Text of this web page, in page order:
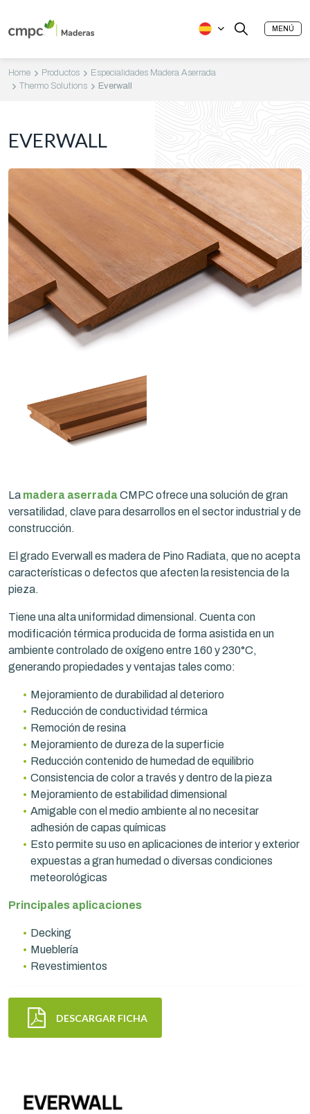
MENÚ
Home Productos
Especialidades Madera Aserrada
Thermo Solutions
Everwall
EVERWALL
La madera aserradaCMPC ofrece una solución de gran
versatilidad, clave para desarrollos en el sector industrial y de
construcción.
El grado Everwall es madera de Pino Radiata, que no acepta
características o defectos que afecten la resistencia de la
pieza.
Tiene una alta uniformidad dimensional. Cuenta con
modificación térmica producida de forma asistida en un
ambiente controlado de oxígeno entre 160 y 230°C,
generando propiedades y ventajas tales como:
Mejoramiento de durabilidad al deterioro
Reducción de conductividad térmica
Remoción de resina
Mejoramiento de dureza de la superficie
Reducción contenido de humedad de equilibrio
Consistencia de color a través y dentro de la pieza
Mejoramiento de estabilidad dimensional
Amigable con el medio ambiente al no necesitar
adhesión de capas químicas
Esto permite su uso en aplicaciones de interior y exterior
expuestas a gran humedad o diversas condiciones
meteorológicas
Principales aplicaciones
Decking
Mueblería
Revestimientos
DESCARGAR FICHA